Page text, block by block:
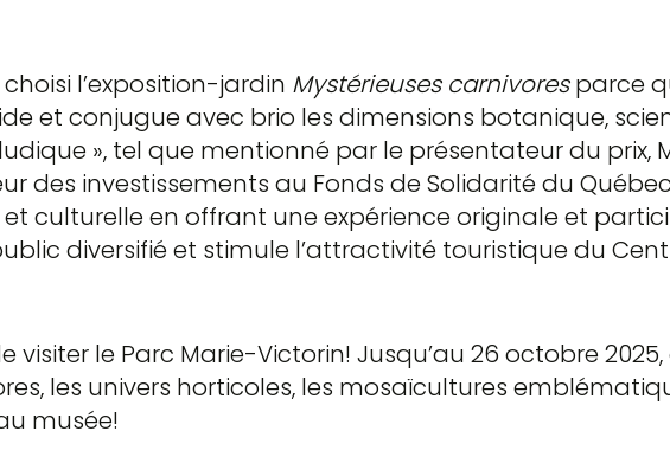
l’exposition-jardin Mystérieuses carnivoresparce
et conjugue avec brio les dimensions botanique,
», tel que mentionné par le présentateur du prix,
des investissements au Fonds de Solidarité du
culturelle en offrant une expérience originale et
diversifié et stimule l’attractivité touristique du
visiter le Parc Marie-Victorin! Jusqu’au 26 octobre
les univers horticoles, les mosaïcultures
musée!